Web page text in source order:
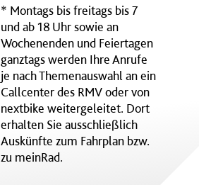
* Montags bis freitags bis 7
und ab 18 Uhr sowie an
Wochenenden und Feiertagen
ganztags werden Ihre Anrufe
je nach Themenauswahl an ein
Callcenter des RMV oder von
nextbike weitergeleitet. Dort
erhalten Sie ausschließlich
Auskünfte zum Fahrplan bzw.
zu meinRad.